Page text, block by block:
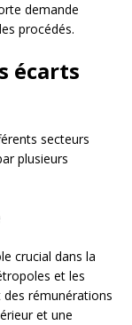
demande
procédés.
écarts
secteurs
plusieurs
crucial dans la
et les
rémunérations
et une